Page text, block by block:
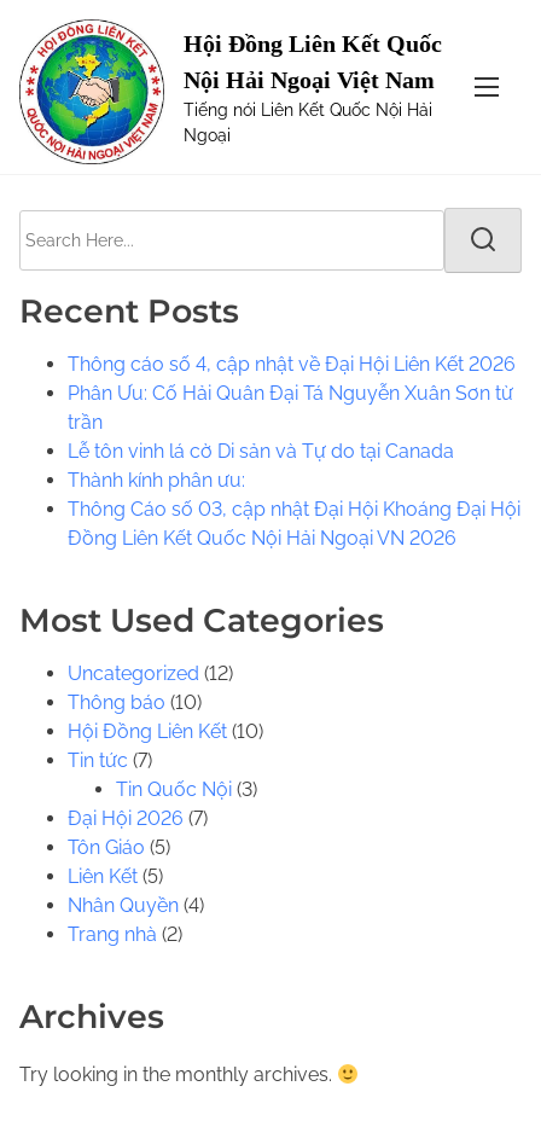
Hội Đồng Liên Kết Quốc
Nội Hải Ngoại Việt Nam
Tiếng nói Liên Kết Quốc Nội Hải
Ngoại
Page not Found
The requested url was not found on this server. Maybe
try one of the links below or a search?
e
Recent Posts
Thông cáo số 4, cập nhật về Đại Hội Liên Kết 2026
Phân Ưu: Cố Hải Quân Đại Tá Nguyễn Xuân Sơn từ
trần
Lễ tôn vinh lá cờ Di sản và Tự do tại Canada
​​Thành kính phân ưu:
Thông Cáo số 03, cập nhật Đại Hội Khoáng Đại Hội
Đồng Liên Kết Quốc Nội Hải Ngoại VN 2026
Most Used Categories
Uncategorized (12)
Thông báo (10)
Hội Đồng Liên Kết (10)
Tin tức (7)
Tin Quốc Nội (3)
Đại Hội 2026 (7)
Tôn Giáo (5)
Liên Kết (5)
Nhân Quyền (4)
Trang nhà (2)
Archives
Try looking in the monthly archives.